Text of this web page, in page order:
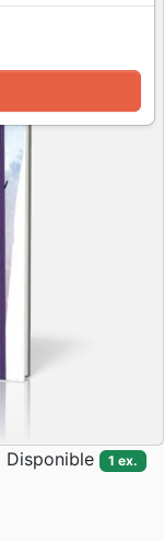
Disponible 1 ex.